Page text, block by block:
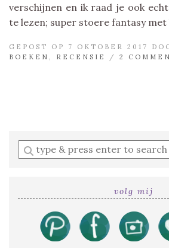
verschijnen en ik raad je ook
te lezen; super stoere fantasy
GEPOST OP 7 OKTOBER 2017
BOEKEN
RECENSIE / 2
Enter
a
volg mij